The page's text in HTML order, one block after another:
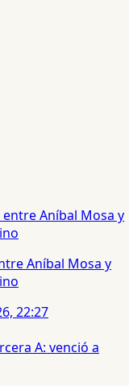
Aníbal Mosa y
22:27